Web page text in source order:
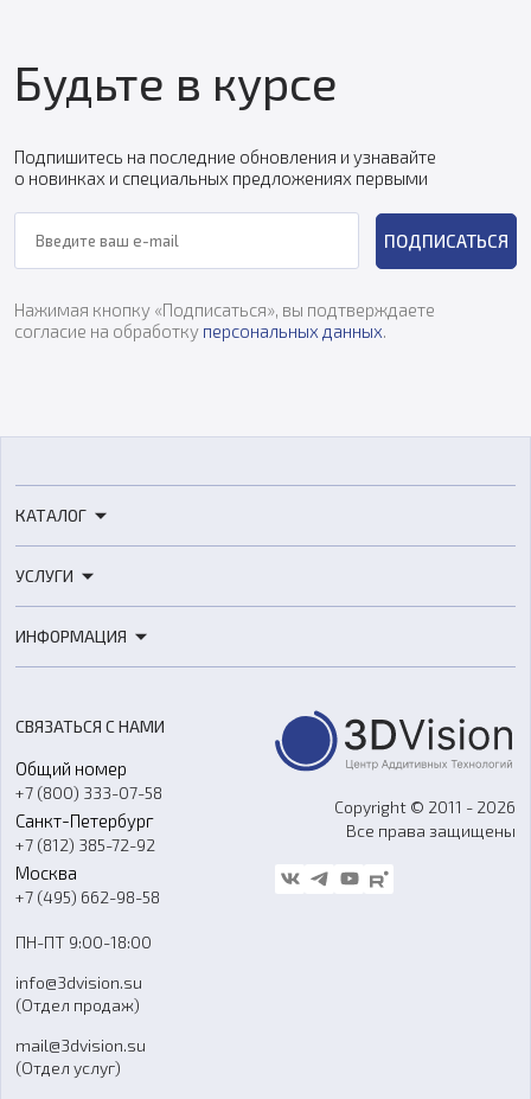
Будьте в курсе
Подпишитесь на последние обновления и узнавайте
о новинках и специальных предложениях первыми
ПОДПИСАТЬСЯ
Нажимая кнопку «Подписаться», вы подтверждаете
согласие на обработку персональных данных.
КАТАЛОГ
3D-сканеры
Расходные материалы
Оборудование и материалы для вакуумного литья
Аксессуары и прочее оборудование
Программное обеспечение
УСЛУГИ
3D-моделирование
Ремонт и услуги
ИНФОРМАЦИЯ
О компании
Контакты
Гос. закупки
Стать дилером
Блог
FAQ
СВЯЗАТЬСЯ С НАМИ
Общий номер
+7 (800) 333-07-58
Санкт-Петербург
+7 (812) 385-72-92
Москва
+7 (495) 662-98-58
ПН-ПТ 9:00-18:00
info@3dvision.su
(Отдел продаж)
mail@3dvision.su
(Отдел услуг)
Copyright © 2011 - 2026
Все права защищены